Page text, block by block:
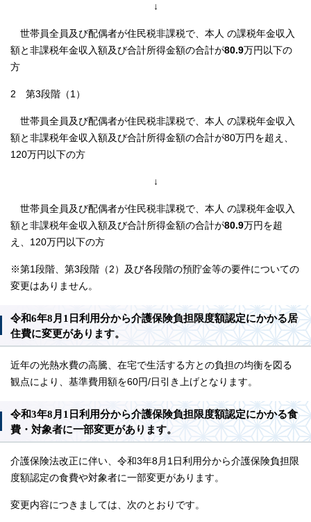
↓
世帯員全員及び配偶者が住民税非課税で、本人 の課税年金収入
額と非課税年金収入額及び合計所得金額の合計が80.9万円以下の
方
2 第3段階（1）
世帯員全員及び配偶者が住民税非課税で、本人 の課税年金収入
額と非課税年金収入額及び合計所得金額の合計が80万円を超え、
120万円以下の方
↓
世帯員全員及び配偶者が住民税非課税で、本人 の課税年金収入
額と非課税年金収入額及び合計所得金額の合計が80.9万円を超
え、120万円以下の方
※第1段階、第3段階（2）及び各段階の預貯金等の要件についての
変更はありません。
令和6年8月1日利用分から介護保険負担限度額認定にかかる居
住費に変更があります。
近年の光熱水費の高騰、在宅で生活する方との負担の均衡を図る
観点により、基準費用額を60円/日引き上げとなります。
令和3年8月1日利用分から介護保険負担限度額認定にかかる食
費・対象者に一部変更があります。
介護保険法改正に伴い、令和3年8月1日利用分から介護保険負担限
度額認定の食費や対象者に一部変更があります。
変更内容につきましては、次のとおりです。